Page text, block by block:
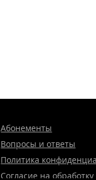
Абонементы
Вопросы и ответы
Политика
Согласие на